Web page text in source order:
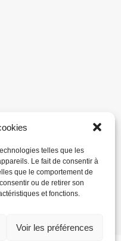
telles que les
Le fait de consentir à
que le comportement de
ou de retirer son
et fonctions.
Voir les préférences